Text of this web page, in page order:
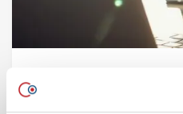
Så får ni bättre